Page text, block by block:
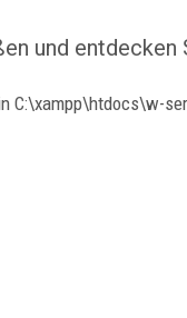
und
C:\xampp\htdocs\w-